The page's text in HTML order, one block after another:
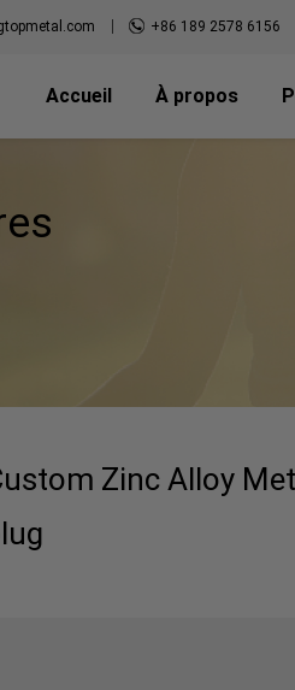
+86 189 2578 6156
Accueil À propos
Zinc Alloy